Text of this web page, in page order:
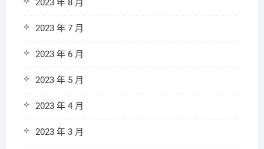
2023 年 8 月
2023 年 7 月
2023 年 6 月
2023 年 5 月
2023 年 4 月
2023 年 3 月